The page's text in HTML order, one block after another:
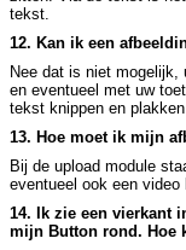
tekst.
12. Kan ik een
Nee dat is niet mogelijk,
en eventueel met uw
tekst knippen en
13. Hoe moet ik mijn
Bij de upload module
eventueel ook een video
14. Ik zie een vierkant
mijn Button rond. Hoe